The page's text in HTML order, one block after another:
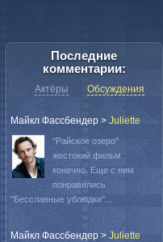
Последние
комментарии:
Актёры Обсуждения
Майкл Фассбендер > Juliette
"Райское озеро"
жестокий фильм
конечно. Еще с ним
понравились
"Бесславные ублюдки"...
Майкл Фассбендер > Juliette